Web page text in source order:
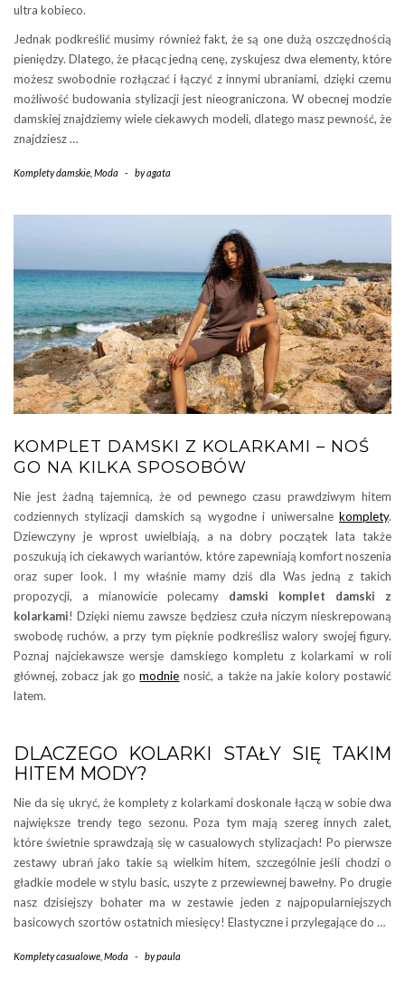
ultra kobieco.
Jednak podkreślić musimy również fakt, że są one dużą oszczędnością
pieniędzy. Dlatego, że płacąc jedną cenę, zyskujesz dwa elementy, które
możesz swobodnie rozłączać i łączyć z innymi ubraniami, dzięki czemu
możliwość budowania stylizacji jest nieograniczona. W obecnej modzie
damskiej znajdziemy wiele ciekawych modeli, dlatego masz pewność, że
znajdziesz …
Komplety damskie Moda - byagata
KOMPLET DAMSKI Z KOLARKAMI – NOŚ
GO NA KILKA SPOSOBÓW
Nie jest żadną tajemnicą, że od pewnego czasu prawdziwym hitem
codziennych stylizacji damskich są wygodne i uniwersalne komplety.
Dziewczyny je wprost uwielbiają, a na dobry początek lata także
poszukują ich ciekawych wariantów, które zapewniają komfort noszenia
oraz super look. I my właśnie mamy dziś dla Was jedną z takich
propozycji, a mianowicie polecamy damski komplet damski z
kolarkami! Dzięki niemu zawsze będziesz czuła niczym nieskrepowaną
swobodę ruchów, a przy tym pięknie podkreślisz walory swojej figury.
Poznaj najciekawsze wersje damskiego kompletu z kolarkami w roli
głównej, zobacz jak gomodnie nosić, a także na jakie kolory postawić
latem.
DLACZEGO KOLARKI STAŁY SIĘ TAKIM
HITEM MODY?
Nie da się ukryć, że komplety z kolarkami doskonale łączą w sobie dwa
największe trendy tego sezonu. Poza tym mają szereg innych zalet,
które świetnie sprawdzają się w casualowych stylizacjach! Po pierwsze
zestawy ubrań jako takie są wielkim hitem, szczególnie jeśli chodzi o
gładkie modele w stylu basic, uszyte z przewiewnej bawełny. Po drugie
nasz dzisiejszy bohater ma w zestawie jeden z najpopularniejszych
basicowych szortów ostatnich miesięcy! Elastyczne i przylegające do …
Komplety casualowe Moda - bypaula